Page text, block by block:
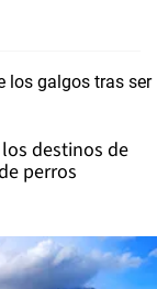
destinos de
perros